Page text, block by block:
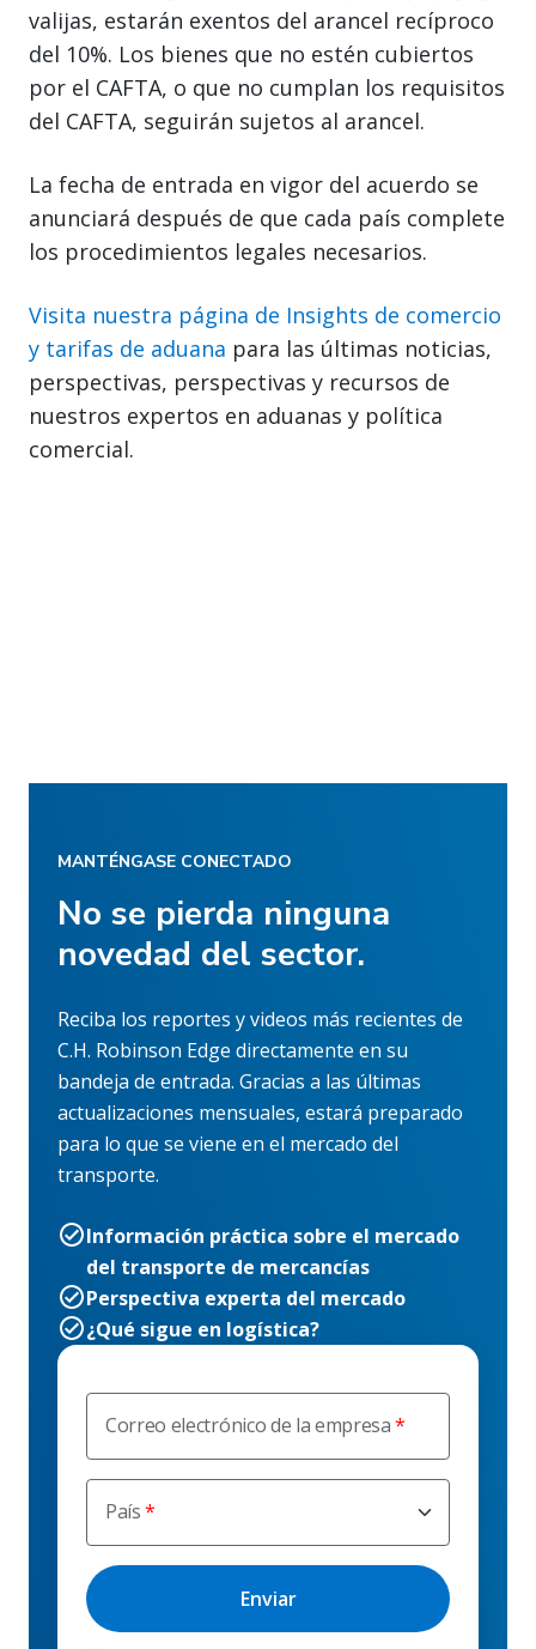
valijas, estarán exentos del arancel recíproco
del 10%. Los bienes que no estén cubiertos
por el CAFTA, o que no cumplan los requisitos
del CAFTA, seguirán sujetos al arancel.
La fecha de entrada en vigor del acuerdo se
anunciará después de que cada país complete
los procedimientos legales necesarios.
Visita nuestra página de Insights de comercio
y tarifas de aduana para las últimas noticias,
perspectivas, perspectivas y recursos de
nuestros expertos en aduanas y política
comercial.
Correo electrónico de la empresa
País
MANTÉNGASE CONECTADO
No se pierda ninguna
novedad del sector.
Reciba los reportes y videos más recientes de
C.H. Robinson Edge directamente en su
bandeja de entrada. Gracias a las últimas
actualizaciones mensuales, estará preparado
para lo que se viene en el mercado del
transporte.
Información práctica sobre el mercado
del transporte de mercancías
Perspectiva experta del mercado
¿Qué sigue en logística?